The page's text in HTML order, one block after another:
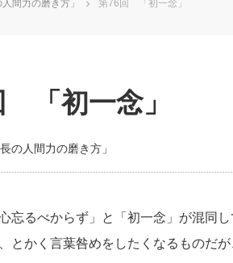
2026.08.7
FOOD & LIFE COMPANIES
１位づくり」戦略(96)
する「業務改善」横田尚哉氏(5)
く ビジネス・クリニック(240)
「人を大切にしながら利益を上げる経営」の
M&A入門(3)
百行(85)
港ビジネス成功法(10)
ロングセラーの玉手箱(9)
は(5)
最高の自分を表現する 成功イメージ戦略(77)
中国経済の最新動向(204)
事業承継の前に、決めて
会社と社長のための資産
ピョートル・F・
次もあなたにお
社長の口ぐせ経
間力の磨き方」 第76回 「初一念」
「初一念」
の人間力の磨き方」
忘るべからず」と「初一念」が混同し
とかく言葉咎めをしたくなるものだ